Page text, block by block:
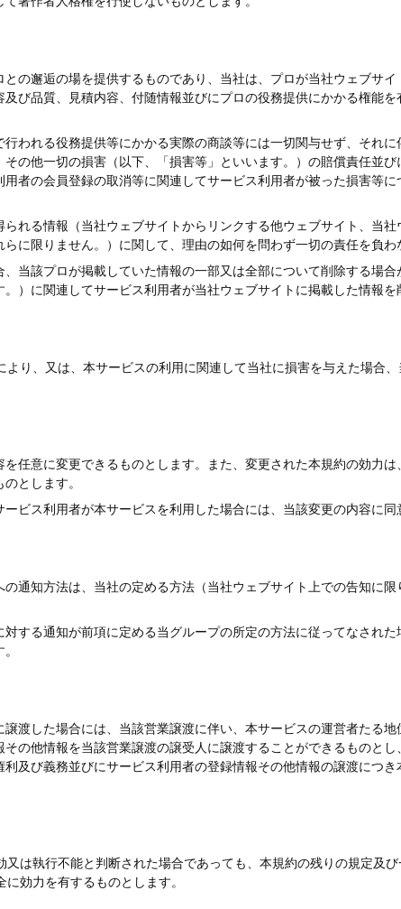
の邂逅の場を提供するものであり、当社は、プロが当社ウェブサ
び品質、見積内容、付随情報並びにプロの役務提供にかかる権能
われる役務提供等にかかる実際の商談等には一切関与せず、それ
の他一切の損害（以下、「損害等」といいます。）の賠償責任並び
者の会員登録の取消等に関連してサービス利用者が被った損害等
れる情報（当社ウェブサイトからリンクする他ウェブサイト、当
に限りません。）に関して、理由の如何を問わず一切の責任を負わ
当該プロが掲載していた情報の一部又は全部について削除する場
）に関連してサービス利用者が当社ウェブサイトに掲載した情報を
り、又は、本サービスの利用に関連して当社に損害を与えた場合
任意に変更できるものとします。また、変更された本規約の効力は
とします。
ビス利用者が本サービスを利用した場合には、当該変更の内容に同
通知方法は、当社の定める方法（当社ウェブサイト上での告知に
する通知が前項に定める当グループの所定の方法に従ってなされ
渡した場合には、当該営業譲渡に伴い、本サービスの運営者たる
の他情報を当該営業譲渡の譲受人に譲渡することができるものと
及び義務並びにサービス利用者の登録情報その他情報の譲渡につ
は執行不能と判断された場合であっても、本規約の残りの規定及
効力を有するものとします。